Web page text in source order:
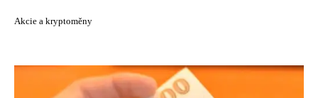
Akcie a kryptoměny